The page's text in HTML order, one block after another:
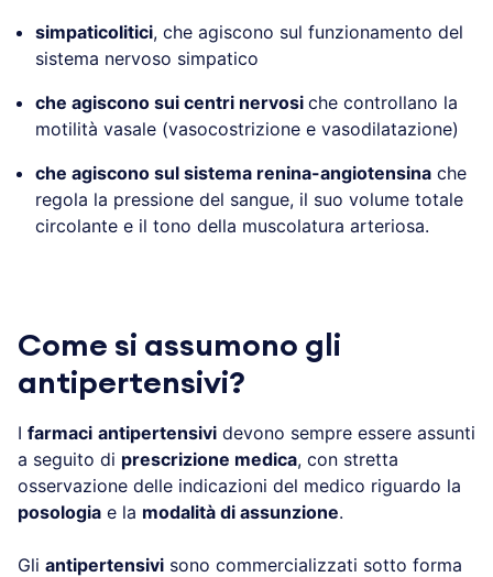
simpaticolitici, che agiscono sul funzionamento del
sistema nervoso simpatico
che agiscono sui centri nervosi che controllano la
motilità vasale (vasocostrizione e vasodilatazione)
che agiscono sul sistema renina-angiotensina che
regola la pressione del sangue, il suo volume totale
circolante e il tono della muscolatura arteriosa.
Come si assumono gli
antipertensivi?
I farmaci antipertensivi devono sempre essere assunti
a seguito di prescrizione medica, con stretta
osservazione delle indicazioni del medico riguardo la
posologia e la modalità di assunzione.
Gli antipertensivi sono commercializzati sotto forma